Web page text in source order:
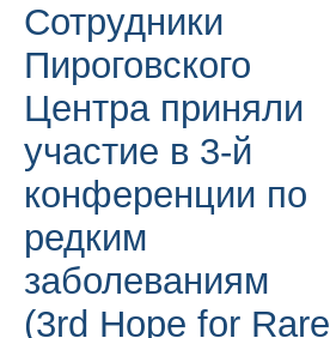
Сотрудники
Пироговского
Центра приняли
участие в 3-й
конференции по
редким
заболеваниям
(3rd Hope for Rare